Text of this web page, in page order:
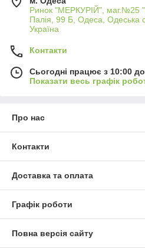
Ринок "МЕРКУРІЙ", маг.№25
Палія, 99 Б, Одеса, Одеська
Україна
Контакти
Сьогодні працює з 10:00
Показати весь графік
Про нас
Контакти
Доставка та оплата
Графік роботи
Повна версія сайту